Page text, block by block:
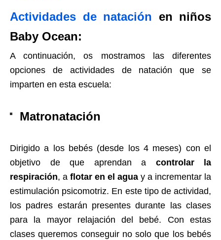
Actividades de natación en niños
Baby Ocean:
A continuación, os mostramos las diferentes
opciones de actividades de natación que se
imparten en esta escuela:
Matronatación
Dirigido a los bebés (desde los 4 meses) con el
objetivo de que aprendan a controlar la
respiración, a flotar en el agua y a incrementar la
estimulación psicomotriz. En este tipo de actividad,
los padres estarán presentes durante las clases
para la mayor relajación del bebé. Con estas
clases queremos conseguir no solo que los bebés